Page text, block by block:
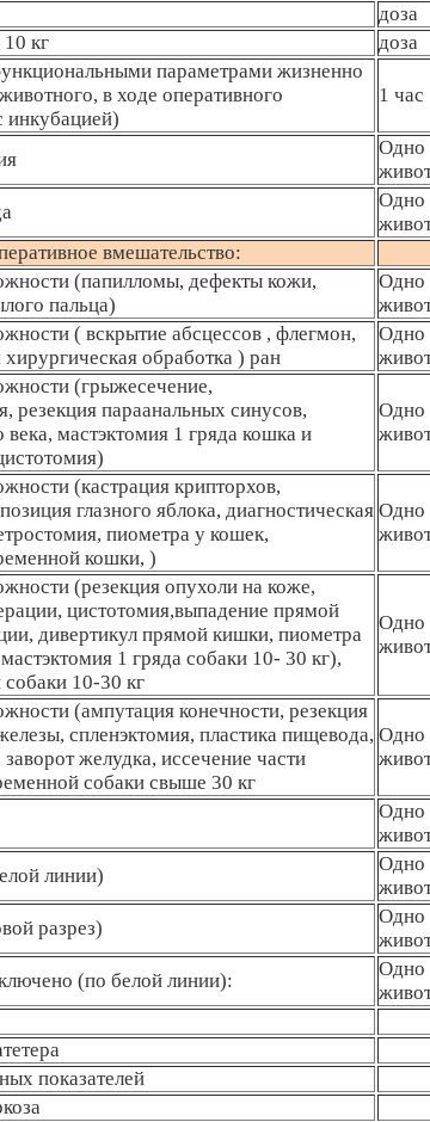
доза
кг доза
параметрами жизненно
в ходе оперативного
инкубацией)
1 час
Одно
Одно
вмешательство:
(папилломы, дефекты кожи,
пальца)
Одно
( вскрытие абсцессов , флегмон,
обработка ) ран
Одно
(грыжесечение,
резекция параанальных синусов,
века, мастэктомия 1 гряда кошка и
Одно
(кастрация крипторхов,
глазного яблока, диагностическая
пиометра у кошек,
кошки, )
Одно
(резекция опухоли на коже,
цистотомия,выпадение прямой
дивертикул прямой кишки, пиометра
1 гряда собаки 10- 30 кг),
10-30 кг
Одно
(ампутация конечности, резекция
спленэктомия, пластика пищевода,
желудка, иссечение части
собаки свыше 30 кг
Одно
Одно
линии)
Одно
разрез)
Одно
(по белой линии):
Одно
показателей